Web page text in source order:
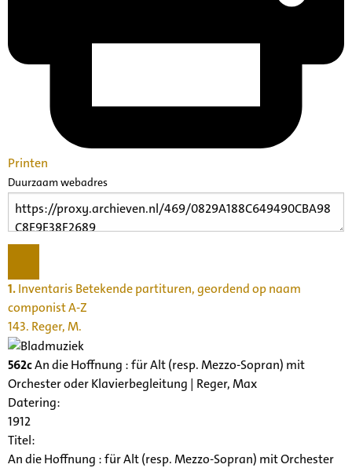
Printen
Duurzaam webadres
1.Inventaris Betekende partituren, geordend op naam
componist A-Z
143. Reger, M.
562cAn die Hoffnung : für Alt (resp. Mezzo-Sopran) mit
Orchester oder Klavierbegleitung | Reger, Max
Datering:
1912
Titel:
An die Hoffnung : für Alt (resp. Mezzo-Sopran) mit Orchester